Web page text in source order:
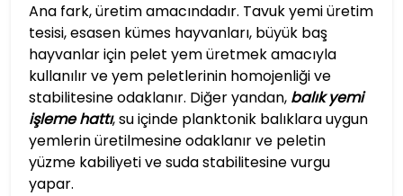
Ana fark, üretim amacındadır. Tavuk yemi üretim
tesisi, esasen kümes hayvanları, büyük baş
hayvanlar için pelet yem üretmek amacıyla
kullanılır ve yem peletlerinin homojenliği ve
stabilitesine odaklanır. Diğer yandan, balık yemi
işleme hattı, su içinde planktonik balıklara uygun
yemlerin üretilmesine odaklanır ve peletin
yüzme kabiliyeti ve suda stabilitesine vurgu
yapar.